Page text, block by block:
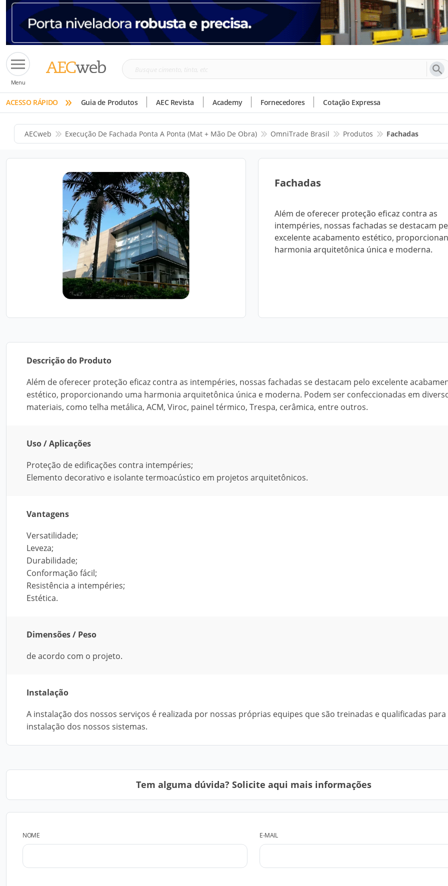
Menu
Busque
tinta,
etc
ACESSO RÁPIDO » Guia de Produtos AEC Revista Academy Fornecedores Cotação Expressa
AECweb Execução De Fachada Ponta A Ponta (mat + Mão De Obra) OmniTrade Brasil Produtos Fachadas
Fachadas
Além de oferecer proteção eficaz contra as
intempéries, nossas fachadas se destacam
excelente acabamento estético,
harmonia arquitetônica única e moderna.
Descrição do Produto
Além de oferecer proteção eficaz contra as intempéries, nossas fachadas se destacam pelo excelente
estético, proporcionando uma harmonia arquitetônica única e moderna. Podem ser confeccionadas em
materiais, como telha metálica, ACM, Viroc, painel térmico, Trespa, cerâmica, entre outros.
Uso / Aplicações
Proteção de edificações contra intempéries;
Elemento decorativo e isolante termoacústico em projetos arquitetônicos.
Vantagens
Versatilidade;
Leveza;
Durabilidade;
Conformação fácil;
Resistência a intempéries;
Estética.
Dimensões / Peso
de acordo com o projeto.
Instalação
A instalação dos nossos serviços é realizada por nossas próprias equipes que são treinadas e qualificadas para
instalação dos nossos sistemas.
Tem alguma dúvida? Solicite aqui mais informações
NOME E-MAIL